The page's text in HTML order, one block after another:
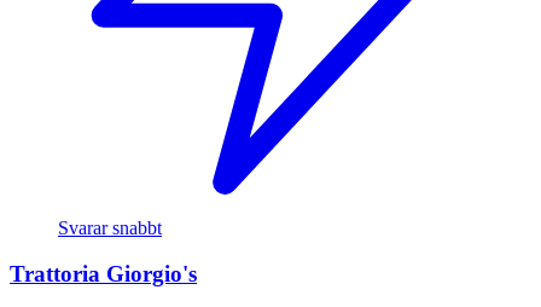
Svarar snabbt
Trattoria Giorgio's